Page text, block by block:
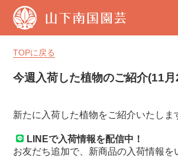
山
下
南
国
園
芸
TOPに戻る
今週入荷した植物のご紹介(11
新たに入荷した植物をご紹介いたしま
LINEで入荷情報を配信中！
お友だち追加で、新商品の入荷情報を